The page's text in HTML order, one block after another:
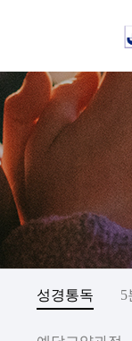
성경통독 5